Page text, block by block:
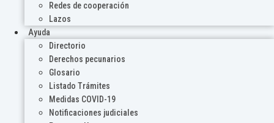
Redes de cooperación
Lazos
Ayuda
Directorio
Derechos pecunarios
Glosario
Listado Trámites
Medidas COVID-19
Notificaciones judiciales